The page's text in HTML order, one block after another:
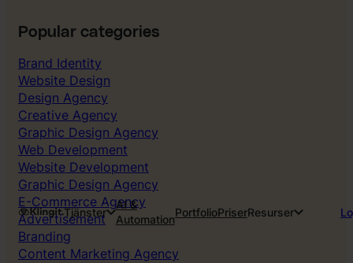
Tjänster
AI &
Automation
PortfolioPriserResurser
Popular categories
Brand Identity
Website Design
Design Agency
Creative Agency
Graphic Design Agency
Web Development
Website Development
Graphic Design Agency
E-Commerce Agency
Advertisement
Branding
Content Marketing Agency